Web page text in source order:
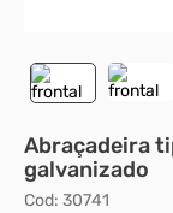
Abraçadeira
galvanizado
Cod: 30741
4
arruela
6 º
rodizio
7º
parafuso